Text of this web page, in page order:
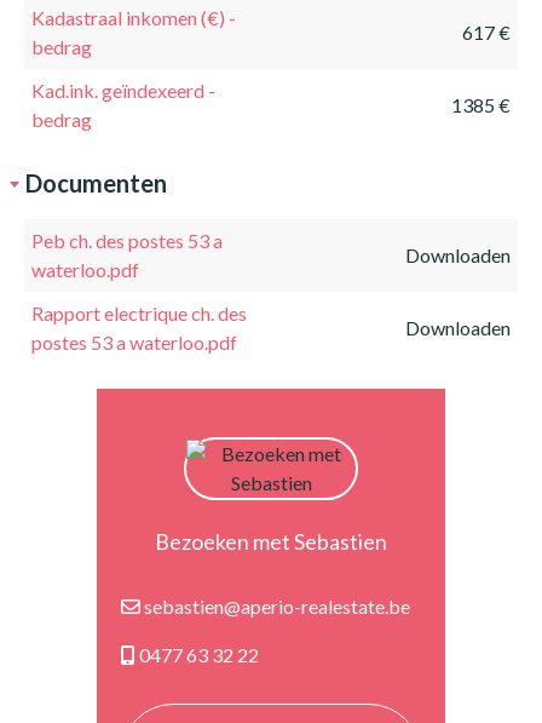
Kadastraal inkomen (€) -
bedrag
617 €
Kad.ink. geïndexeerd -
bedrag
1385 €
Documenten
Peb ch. des postes 53 a
waterloo.pdf
Downloaden
Rapport electrique ch. des
postes 53 a waterloo.pdf
Downloaden
Bezoeken met Sebastien
sebastien@aperio-realestate.be
0477 63 32 22